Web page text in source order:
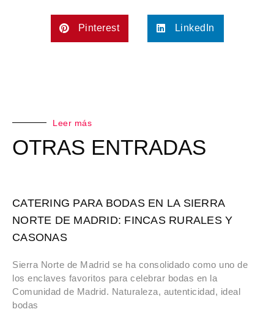
Pinterest LinkedIn
Leer más
OTRAS ENTRADAS
CATERING PARA BODAS EN LA SIERRA
NORTE DE MADRID: FINCAS RURALES Y
CASONAS
Sierra Norte de Madrid se ha consolidado como uno de
los enclaves favoritos para celebrar bodas en la
Comunidad de Madrid. Naturaleza, autenticidad, ideal
bodas